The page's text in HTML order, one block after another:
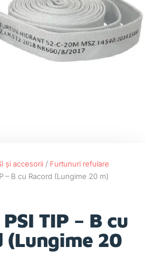
și accesorii / Furtunuri refulare
– B cu Racord (Lungime 20 m)
TIP – B cu
(Lungime 20